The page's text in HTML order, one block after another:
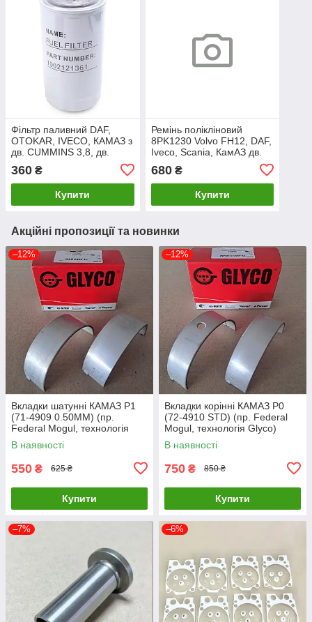
Фільтр паливний DAF,
OTOKAR, IVECO, КАМАЗ з
дв. CUMMINS 3,8, дв.
ан.1000442956
1002121361
(02.0427.2159)
360 ₴
Купити
Ремінь полікліновий
8PK1230 Volvo FH12, DAF,
Iveco, Scania, КамАЗ дв.
680₴
Купити
Акційні пропозиції та новинки
–12%
Вкладки шатунні КАМАЗ Р1
(71-4909 0.50MM) (пр.
Federal Mogul, технологія
Glyco) 7405.1000104 Р1
В наявності
550 ₴ 625 ₴
Купити
–12%
Вкладки корінні КАМАЗ Р0
(72-4910 STD) (пр. Federal
Mogul, технологія Glyco)
7405.1000102 Р0
В наявності
750 ₴ 850 ₴
Купити
–7% –6%